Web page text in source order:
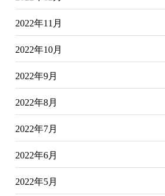
2022年11月
2022年10月
2022年9月
2022年8月
2022年7月
2022年6月
2022年5月